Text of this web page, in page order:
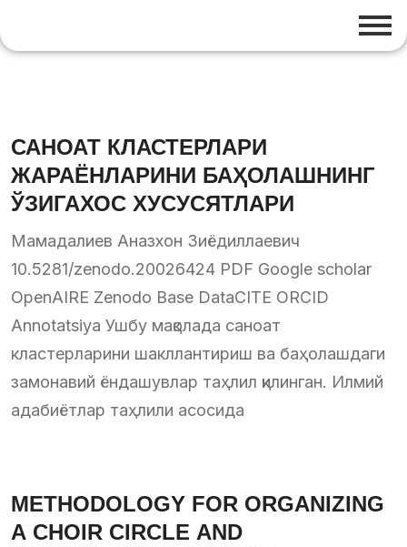
САНОАТ КЛАСТЕРЛАРИ
ЖАРАЁНЛАРИНИ БАҲОЛАШНИНГ
ЎЗИГАХОС ХУСУСЯТЛАРИ
Мамадалиев Аназхон Зиёдиллаевич
10.5281/zenodo.20026424 PDF Google scholar
OpenAIRE Zenodo Base DataCITE ORCID
Annotatsiya Ушбу мақолада саноат
кластерларини шакллантириш ва баҳолашдаги
замонавий ёндашувлар таҳлил қилинган. Илмий
адабиётлар таҳлили асосида
METHODOLOGY FOR ORGANIZING
A CHOIR CIRCLE AND